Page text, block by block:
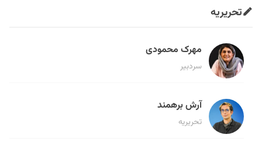
تحریریه
مهرک محمودی
سردبیر
آرش برهمند
تحریریه